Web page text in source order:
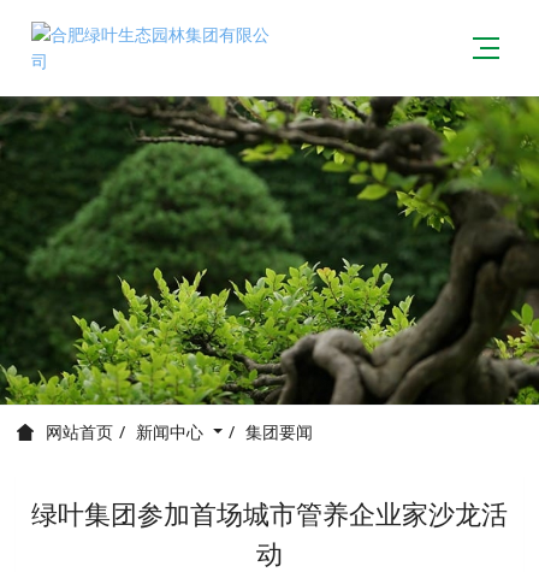
网站首页 新闻中心 集团要闻
绿叶集团参加首场城市管养企业家沙龙活
动